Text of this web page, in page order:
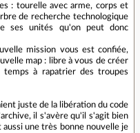
: tourelle avec arme, corps et
de recherche technologique
ses unités qu'on peut donc
mission vous est confiée,
map : libre à vous de créer
à rapatrier des troupes
juste de la libération du code
il s'avère qu'il s'agit bien
une très bonne nouvelle je